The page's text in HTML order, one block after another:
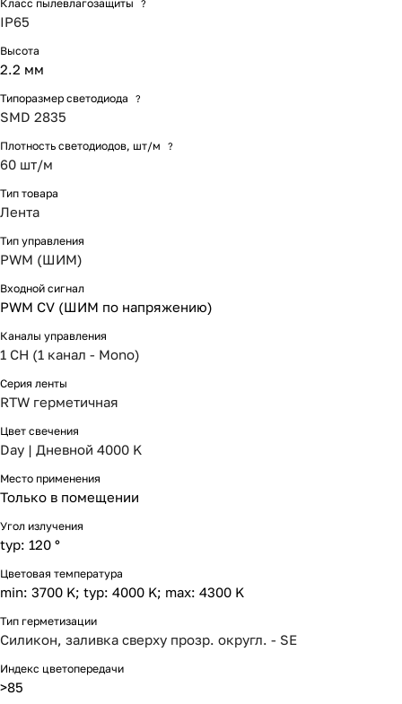
Класс пылевлагозащиты ?
IP65
Высота
2.2 мм
Типоразмер светодиода ?
SMD 2835
Плотность светодиодов, шт/м ?
60 шт/м
Тип товара
Лента
Тип управления
PWM (ШИМ)
Входной сигнал
PWM СV (ШИМ по напряжению)
Каналы управления
1 CH (1 канал - Mono)
Серия ленты
RTW герметичная
Цвет свечения
Day | Дневной 4000 K
Место применения
Только в помещении
Угол излучения
typ: 120 °
Цветовая температура
min: 3700 K; typ: 4000 K; max: 4300 K
Тип герметизации
Силикон, заливка сверху прозр. округл. - SE
Индекс цветопередачи
>85